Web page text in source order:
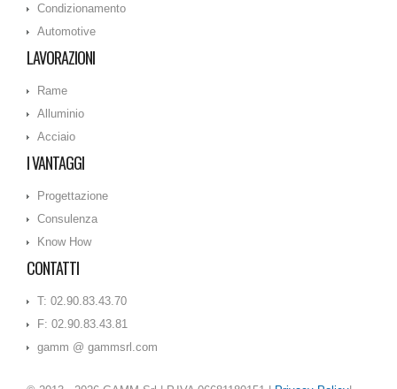
Condizionamento
Automotive
LAVORAZIONI
Rame
Alluminio
Acciaio
I VANTAGGI
Progettazione
Consulenza
Know How
CONTATTI
T: 02.90.83.43.70
F: 02.90.83.43.81
gamm @ gammsrl.com